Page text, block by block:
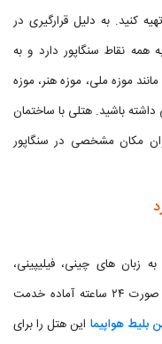
کنید. به دلیل قرارگیری در
همه نقاط سنگاپور دارد و به
موزه ملی، موزه هنر، موزه
باشید. هتلی با ساختمان
مکان مشخصی در سنگاپور
زبان های چینی، فیلیپینی،
مالایی، اندونزی و انگلیسی مسلط هستند و به صورت ۲۴ ساعته آماده خدمت
بلیط هواپیما این هتل را برای